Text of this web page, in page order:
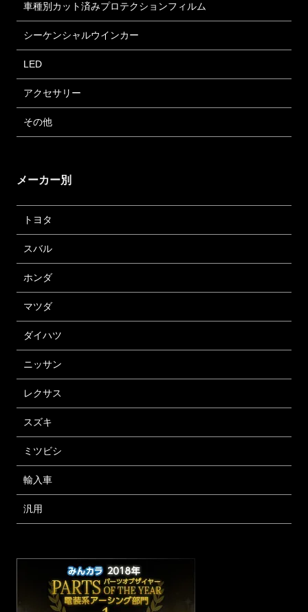
車種別カット済みプロテクションフィルム
シーケンシャルウインカー
LED
アクセサリー
その他
メーカー別
トヨタ
スバル
ホンダ
マツダ
ダイハツ
ニッサン
レクサス
スズキ
ミツビシ
輸入車
汎用